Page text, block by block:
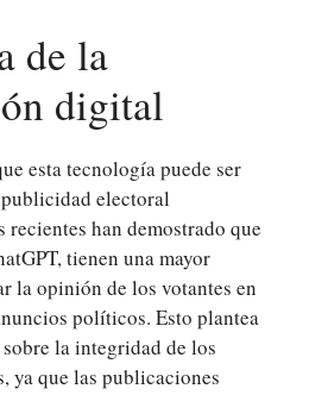
de la
digital
esta tecnología puede ser
electoral
han demostrado que
tienen una mayor
la opinión de los votantes en
políticos. Esto plantea
la integridad de los
ya que las publicaciones